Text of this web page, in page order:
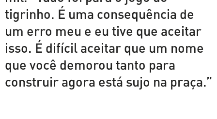
tigrinho. É uma consequência de
um erro meu e eu tive que aceitar
isso. É difícil aceitar que um nome
que você demorou tanto para
construir agora está sujo na praça.”